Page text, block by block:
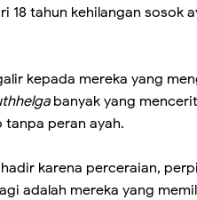
18 tahun kehilangan sosok
kepada mereka yang
banyak yang
tanpa peran ayah.
karena perceraian,
adalah mereka yang